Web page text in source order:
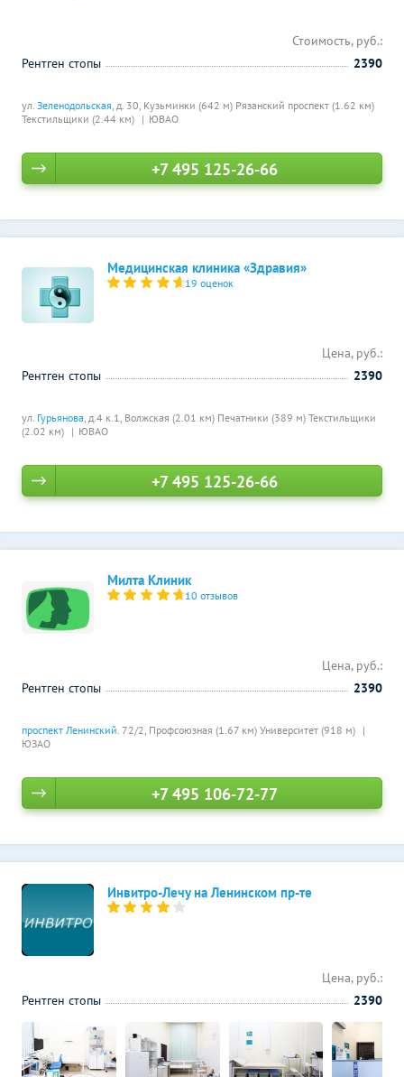
ул. Зеленодольская, д. 30, Кузьминки (642 м) Рязанский проспект (1.62 км)
Текстильщики (2.44 км)
ЮВАО
Стоимость, руб.:
Рентген стопы
2390
+7 495 125-26-66
Медицинская клиника «Здравия»
19 оценок
ул. Гурьянова, д.4 к.1, Волжская (2.01 км) Печатники (389 м) Текстильщики
(2.02 км)
ЮВАО
Цена, руб.:
Рентген стопы
2390
+7 495 125-26-66
Милта Клиник
10 отзывов
проспект Ленинский. 72/2, Профсоюзная (1.67 км) Университет (918 м)
ЮЗАО
Цена, руб.:
Рентген стопы
2390
+7 495 106-72-77
Инвитро-Лечу на Ленинском пр-те
Цена, руб.:
Рентген стопы
2390